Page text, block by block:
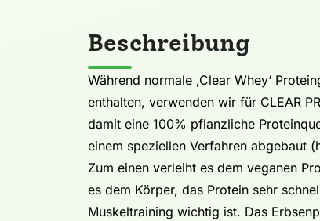
Beschreibung
Während normale ‚Clear Whey‘
enthalten, verwenden wir für CLEAR
damit eine 100% pflanzliche
einem speziellen Verfahren abgebaut
Zum einen verleiht es dem veganen
es dem Körper, das Protein sehr
Muskeltraining wichtig ist. Das